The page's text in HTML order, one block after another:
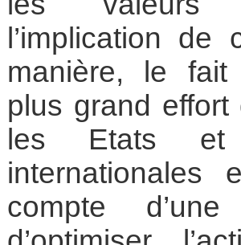
l’implication
manière, le fait
plus grand
les Etats et
internationales
compte